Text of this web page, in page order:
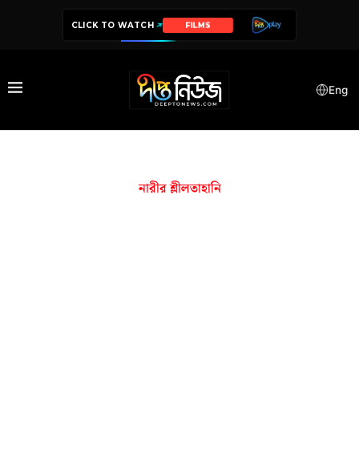
CLICK TO WATCH FILMS
Eng
নারীর শ্লীলতাহানি